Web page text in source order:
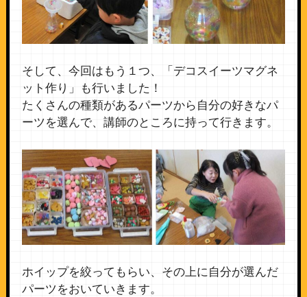
そして、今回はもう１つ、「デコスイーツマグネ
ット作り」も行いました！
たくさんの種類があるパーツから自分の好きなパ
ーツを選んで、講師のところに持って行きます。
ホイップを絞ってもらい、その上に自分が選んだ
パーツをおいていきます。